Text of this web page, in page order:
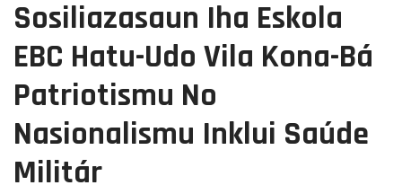
Sosiliazasaun Iha Eskola
EBC Hatu-Udo Vila Kona-Bá
Patriotismu No
Nasionalismu Inklui Saúde
Militár